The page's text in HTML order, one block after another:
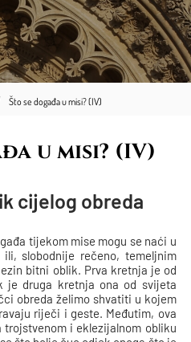
Što se događa u misi? (IV)
u misi? (IV)
cijelog obreda
tijekom mise mogu se naći u
slobodnije rečeno, temeljnim
bitni oblik. Prva kretnja je od
je druga kretnja ona od svijeta
obreda želimo shvatiti u kojem
riječi i geste. Međutim, ova
i eklezijalnom obliku